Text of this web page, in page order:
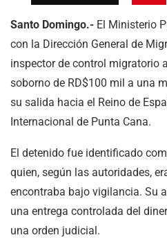
Santo Domingo.- El Ministerio
con la Dirección General de
inspector de control migratorio
soborno de RD$100 mil a una
su salida hacia el Reino de
Internacional de Punta Cana.
El detenido fue identificado
quien, según las autoridades,
encontraba bajo vigilancia. Su
una entrega controlada del
una orden judicial.